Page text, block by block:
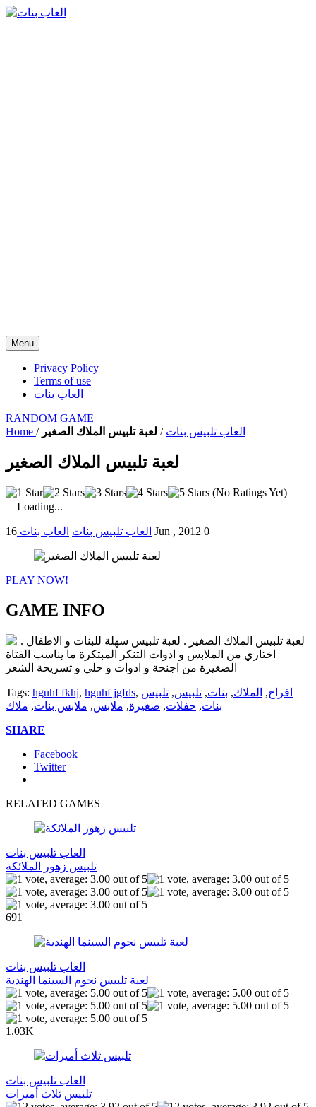
Menu
Privacy Policy
Terms of use
العاب بنات
RANDOM GAME
Home / العاب تلبيس بنات / لعبة تلبيس الملاك الصغير
لعبة تلبيس الملاك الصغير
(No Ratings Yet)
Loading...
العاب تلبيس بنات العاب بنات 16 Jun , 2012 0
PLAY NOW!
GAME INFO
لعبة تلبيس الملاك الصغير . لعبة تلبيس سهلة للبنات و الاطفال .
اختاري من الملابس و ادوات التنكر المبتكرة ما يناسب الفتاة
الصغيرة من اجنحة و ادوات و حلي و تسريحة الشعر
Tags: hguhf fkhj, hguhf jgfds, افراح, الملاك, بنات, تلبيس, تلبيس
بنات, حفلات, صغيرة, ملابس, ملابس بنات, ملاك
SHARE
Facebook
Twitter
RELATED GAMES
العاب تلبيس بنات
تلبيس زهور الملائكة
691
العاب تلبيس بنات
لعبة تلبيس نجوم السينما الهندية
1.03K
العاب تلبيس بنات
تلبيس ثلاث أميرات